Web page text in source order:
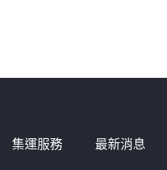
集運服務 最新消息